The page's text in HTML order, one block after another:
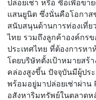
ปล่อยเช่า หรือ ซื้อเพื่อขา
แสนยูนิต ซึ่งนั่นคือโอกาส
สนับสนุนด้านการท่องเที่ย
ไทย รวมถึงลูกค้าองค์กร
ประเทศไทย ที่ต้องการหา
โดยบริษัทตั้งเป้าหมายสร้
คล่องสูงขึ้น ปัจจุบันมีผู้ปร
พร้อมอยู่มาปล่อยเช่าผ่าน
อสังหาริมทรัพย์ในตลาด